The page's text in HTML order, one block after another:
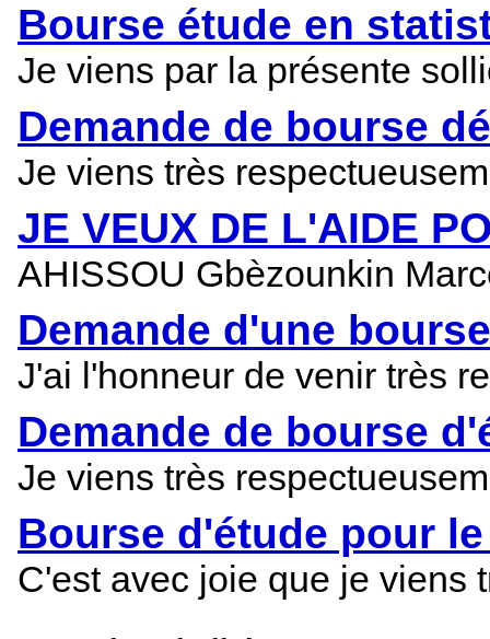
Bourse étude en
Je viens par la présente
Demande de bourse
Je viens très
JE VEUX DE L'AIDE
AHISSOU Gbèzounkin
Demande d'une
J'ai l'honneur de venir très
Demande de bourse
Je viens très
Bourse d'étude pour
C'est avec joie que je viens